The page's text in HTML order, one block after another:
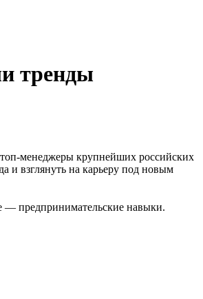
тренды
менеджеры крупнейших российских
взглянуть на карьеру под новым
— предпринимательские навыки.